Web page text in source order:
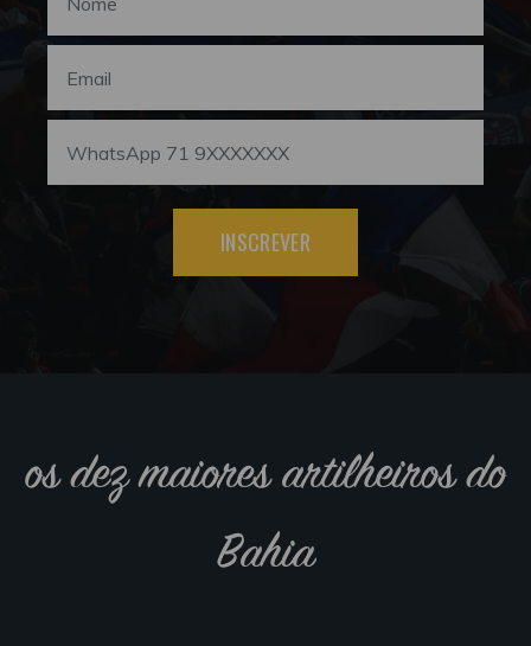
INSCREVER
os dez maiores artilheiros do
Bahia